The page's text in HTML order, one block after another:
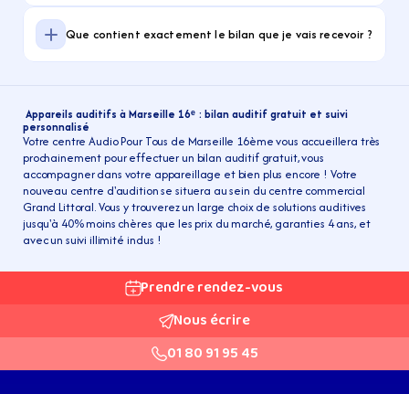
Que contient exactement le bilan que je vais recevoir ?
personnalisé
Votre centre Audio Pour Tous de Marseille 16ème vous accueillera très
prochainement pour effectuer un bilan auditif gratuit, vous
accompagner dans votre appareillage et bien plus encore ! Votre
nouveau centre d'audition se situera au sein du centre commercial
Grand Littoral. Vous y trouverez un large choix de solutions auditives
jusqu'à 40% moins chères que les prix du marché, garanties 4 ans, et
avec un suivi illimité inclus !
Prendre rendez-vous
Nous écrire
01 80 91 95 45